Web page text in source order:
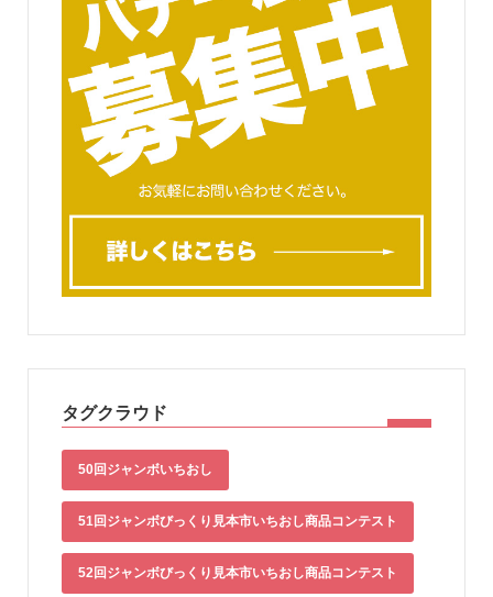
タグクラウド
50回ジャンボいちおし
51回ジャンボびっくり見本市いちおし商品コンテスト
52回ジャンボびっくり見本市いちおし商品コンテスト